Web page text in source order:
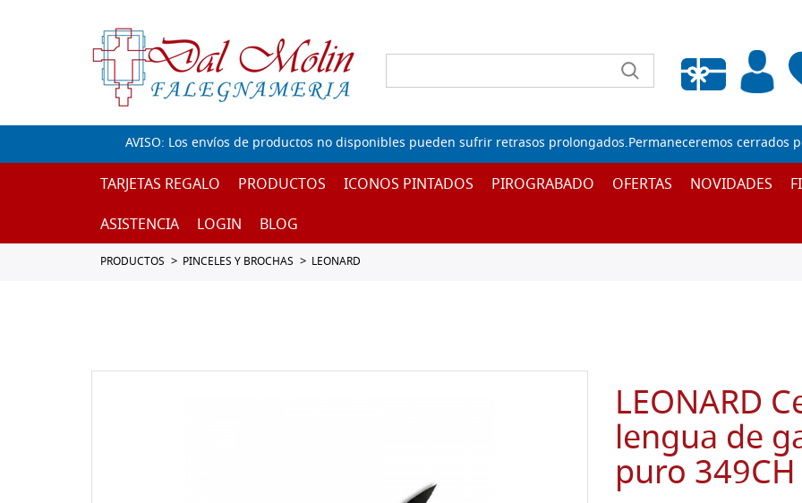
Lista de deseos vacía
AVISO: Los envíos de productos no disponibles pueden sufrir retrasos prolongados.Permaneceremos cerrados
TARJETAS REGALO PRODUCTOS ICONOS PINTADOS PIROGRABADO OFERTAS NOVIDADES
ASISTENCIA
LOGIN BLOG
PRODUCTOS PINCELES Y BROCHAS LEONARD
LEONARD
lengua de
puro 349CH